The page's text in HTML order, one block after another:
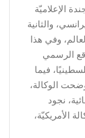
الإعلاميّة
والثانية
وفي هذا
الرسمي
فيما
الوكالة،
نجود
الأمريكيّة،